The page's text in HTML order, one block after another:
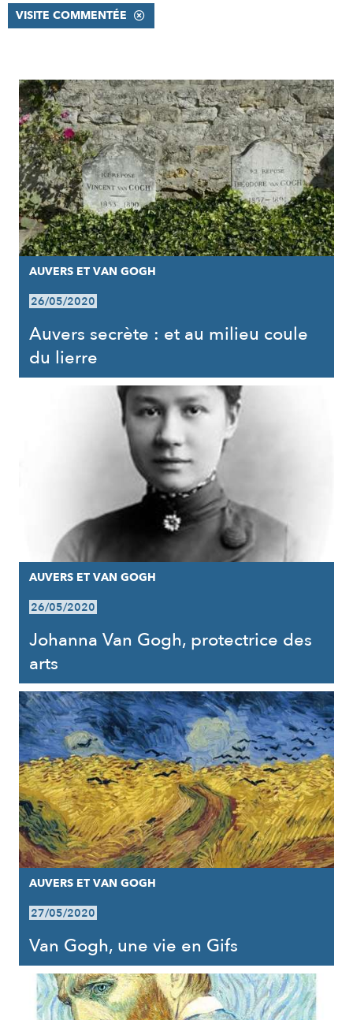
VISITE COMMENTÉE
RÉSULTATS
AUVERS ET VAN GOGH
26/05/2020
Auvers secrète : et au milieu coule
du lierre
AUVERS ET VAN GOGH
26/05/2020
Johanna Van Gogh, protectrice des
arts
AUVERS ET VAN GOGH
27/05/2020
Van Gogh, une vie en Gifs